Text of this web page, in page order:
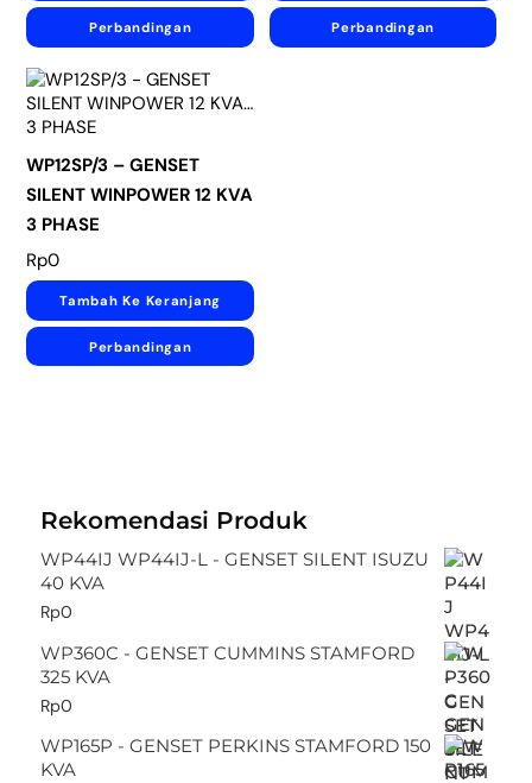
Perbandingan Perbandingan
WP12SP/3 – GENSET
SILENT WINPOWER 12 KVA
3 PHASE
Rp0
Tambah Ke Keranjang
Perbandingan
Rekomendasi Produk
WP44IJ WP44IJ-L - GENSET SILENT ISUZU
40 KVA
Rp0
WP360C - GENSET CUMMINS STAMFORD
325 KVA
Rp0
WP165P - GENSET PERKINS STAMFORD 150
KVA